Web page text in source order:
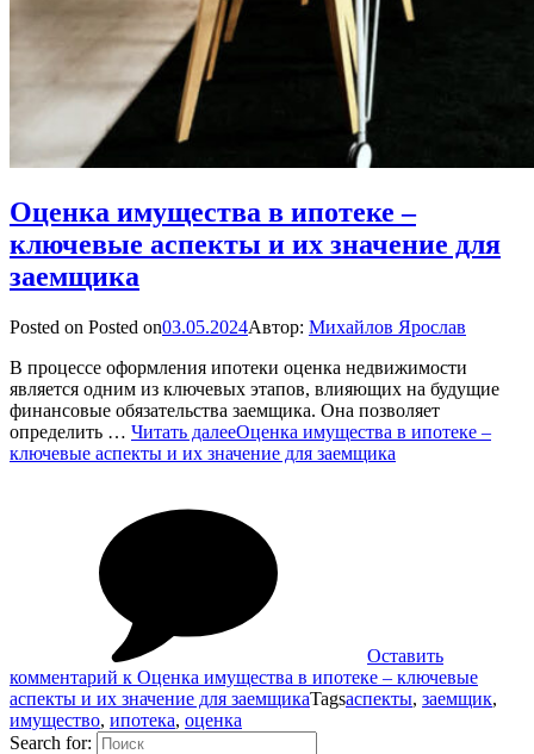
Оценка имущества в ипотеке –
ключевые аспекты и их значение для
заемщика
Posted on Posted on03.05.2024Автор: Михайлов Ярослав
В процессе оформления ипотеки оценка недвижимости
является одним из ключевых этапов, влияющих на будущие
финансовые обязательства заемщика. Она позволяет
определить … Читать далееОценка имущества в ипотеке –
ключевые аспекты и их значение для заемщика
Оставить
комментарий к Оценка имущества в ипотеке – ключевые
аспекты и их значение для заемщикаTagsаспекты, заемщик,
имущество, ипотека, оценка
Search for: